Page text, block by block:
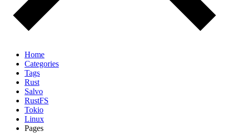
Home
Categories
Tags
Rust
Salvo
RustFS
Tokio
Linux
Pages